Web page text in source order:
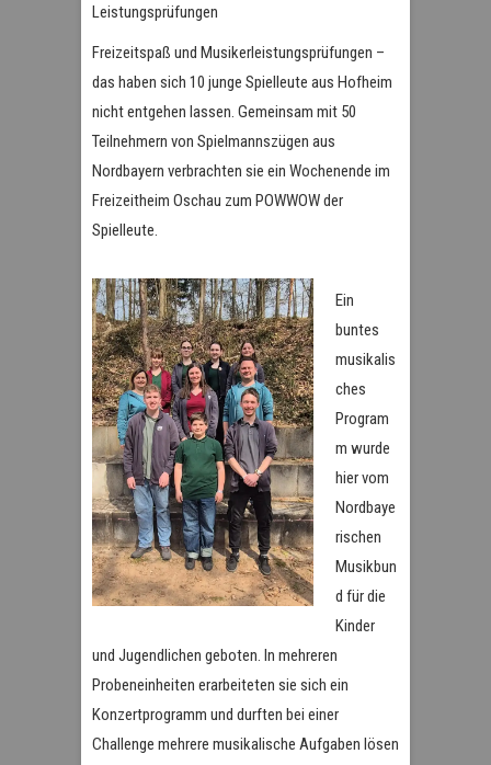
Leistungsprüfungen
Freizeitspaß und Musikerleistungsprüfungen –
das haben sich 10 junge Spielleute aus Hofheim
nicht entgehen lassen. Gemeinsam mit 50
Teilnehmern von Spielmannszügen aus
Nordbayern verbrachten sie ein Wochenende im
Freizeitheim Oschau zum POWWOW der
Spielleute.
Ein
buntes
musikalis
ches
Program
m wurde
hier vom
Nordbaye
rischen
Musikbun
d für die
Kinder
und Jugendlichen geboten. In mehreren
Probeneinheiten erarbeiteten sie sich ein
Konzertprogramm und durften bei einer
Challenge mehrere musikalische Aufgaben lösen